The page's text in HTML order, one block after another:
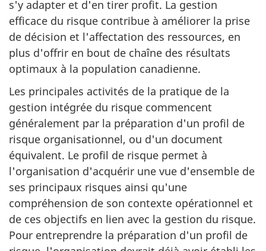
s'y adapter et d'en tirer profit. La gestion
efficace du risque contribue à améliorer la prise
de décision et l'affectation des ressources, en
plus d'offrir en bout de chaîne des résultats
optimaux à la population canadienne.
Les principales activités de la pratique de la
gestion intégrée du risque commencent
généralement par la préparation d'un profil de
risque organisationnel, ou d'un document
équivalent. Le profil de risque permet à
l'organisation d'acquérir une vue d'ensemble de
ses principaux risques ainsi qu'une
compréhension de son contexte opérationnel et
de ces objectifs en lien avec la gestion du risque.
Pour entreprendre la préparation d'un profil de